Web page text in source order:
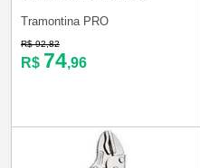
Tramontina PRO
R$ 92,82
R$ 74,96